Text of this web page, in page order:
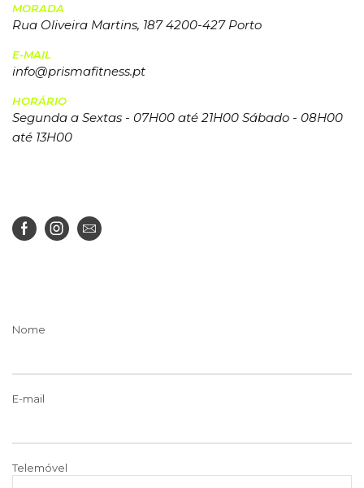
MORADA
Rua Oliveira Martins, 187 4200-427 Porto
E-MAIL
info@prismafitness.pt
HORÁRIO
Segunda a Sextas - 07H00 até 21H00 Sábado - 08H00
até 13H00
Nome
E-mail
Telemóvel